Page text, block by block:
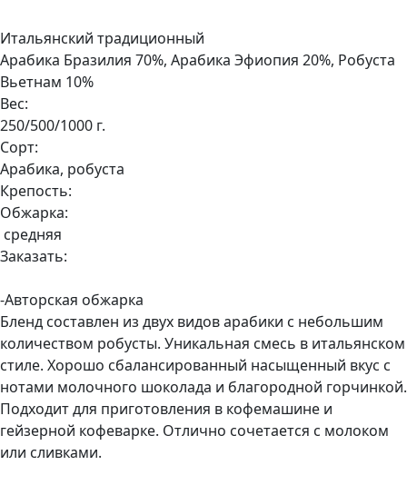
Итальянский традиционный
Арабика Бразилия 70%, Арабика Эфиопия 20%, Робуста
Вьетнам 10%
Вес:
250/500/1000 г.
Сорт:
Арабика, робуста
Крепость:
Обжарка:
средняя
Заказать:
-Авторская обжарка
Бленд составлен из двух видов арабики с небольшим
количеством робусты. Уникальная смесь в итальянском
стиле. Хорошо сбалансированный насыщенный вкус с
нотами молочного шоколада и благородной горчинкой.
Подходит для приготовления в кофемашине и
гейзерной кофеварке. Отлично сочетается с молоком
или сливками.